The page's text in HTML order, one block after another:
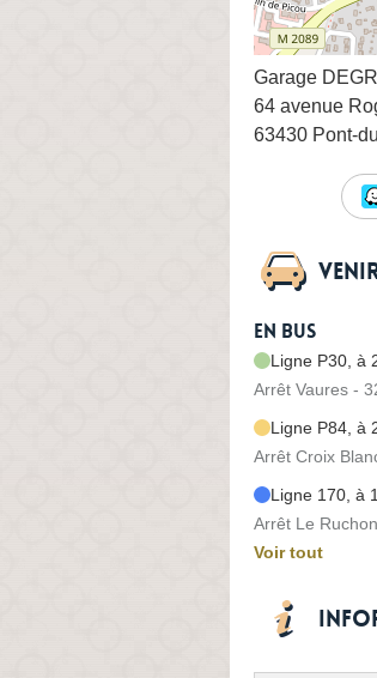
Garage
64 avenue
63430 Pont-
En bus
Ligne P30, à
Arrêt Vaures -
Ligne P84, à
Arrêt Croix
Ligne 170, à
Arrêt Le
Voir tout